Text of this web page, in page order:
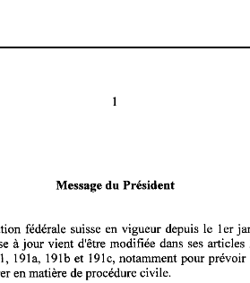
Message du PrCsident
La Constitution fddCrale en vigueur
une mise a d'etre modifide dans ses articles
19 191 c, notamment pour prdvoir
ldgiferer en matikre de procddure
Message du PrCsident